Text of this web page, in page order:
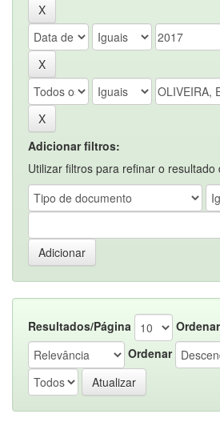
Adicionar filtros:
Utilizar filtros para refinar o resultado
Resultados/Página
Ordenar